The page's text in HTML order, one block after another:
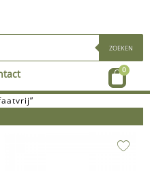
ZOEKEN
0